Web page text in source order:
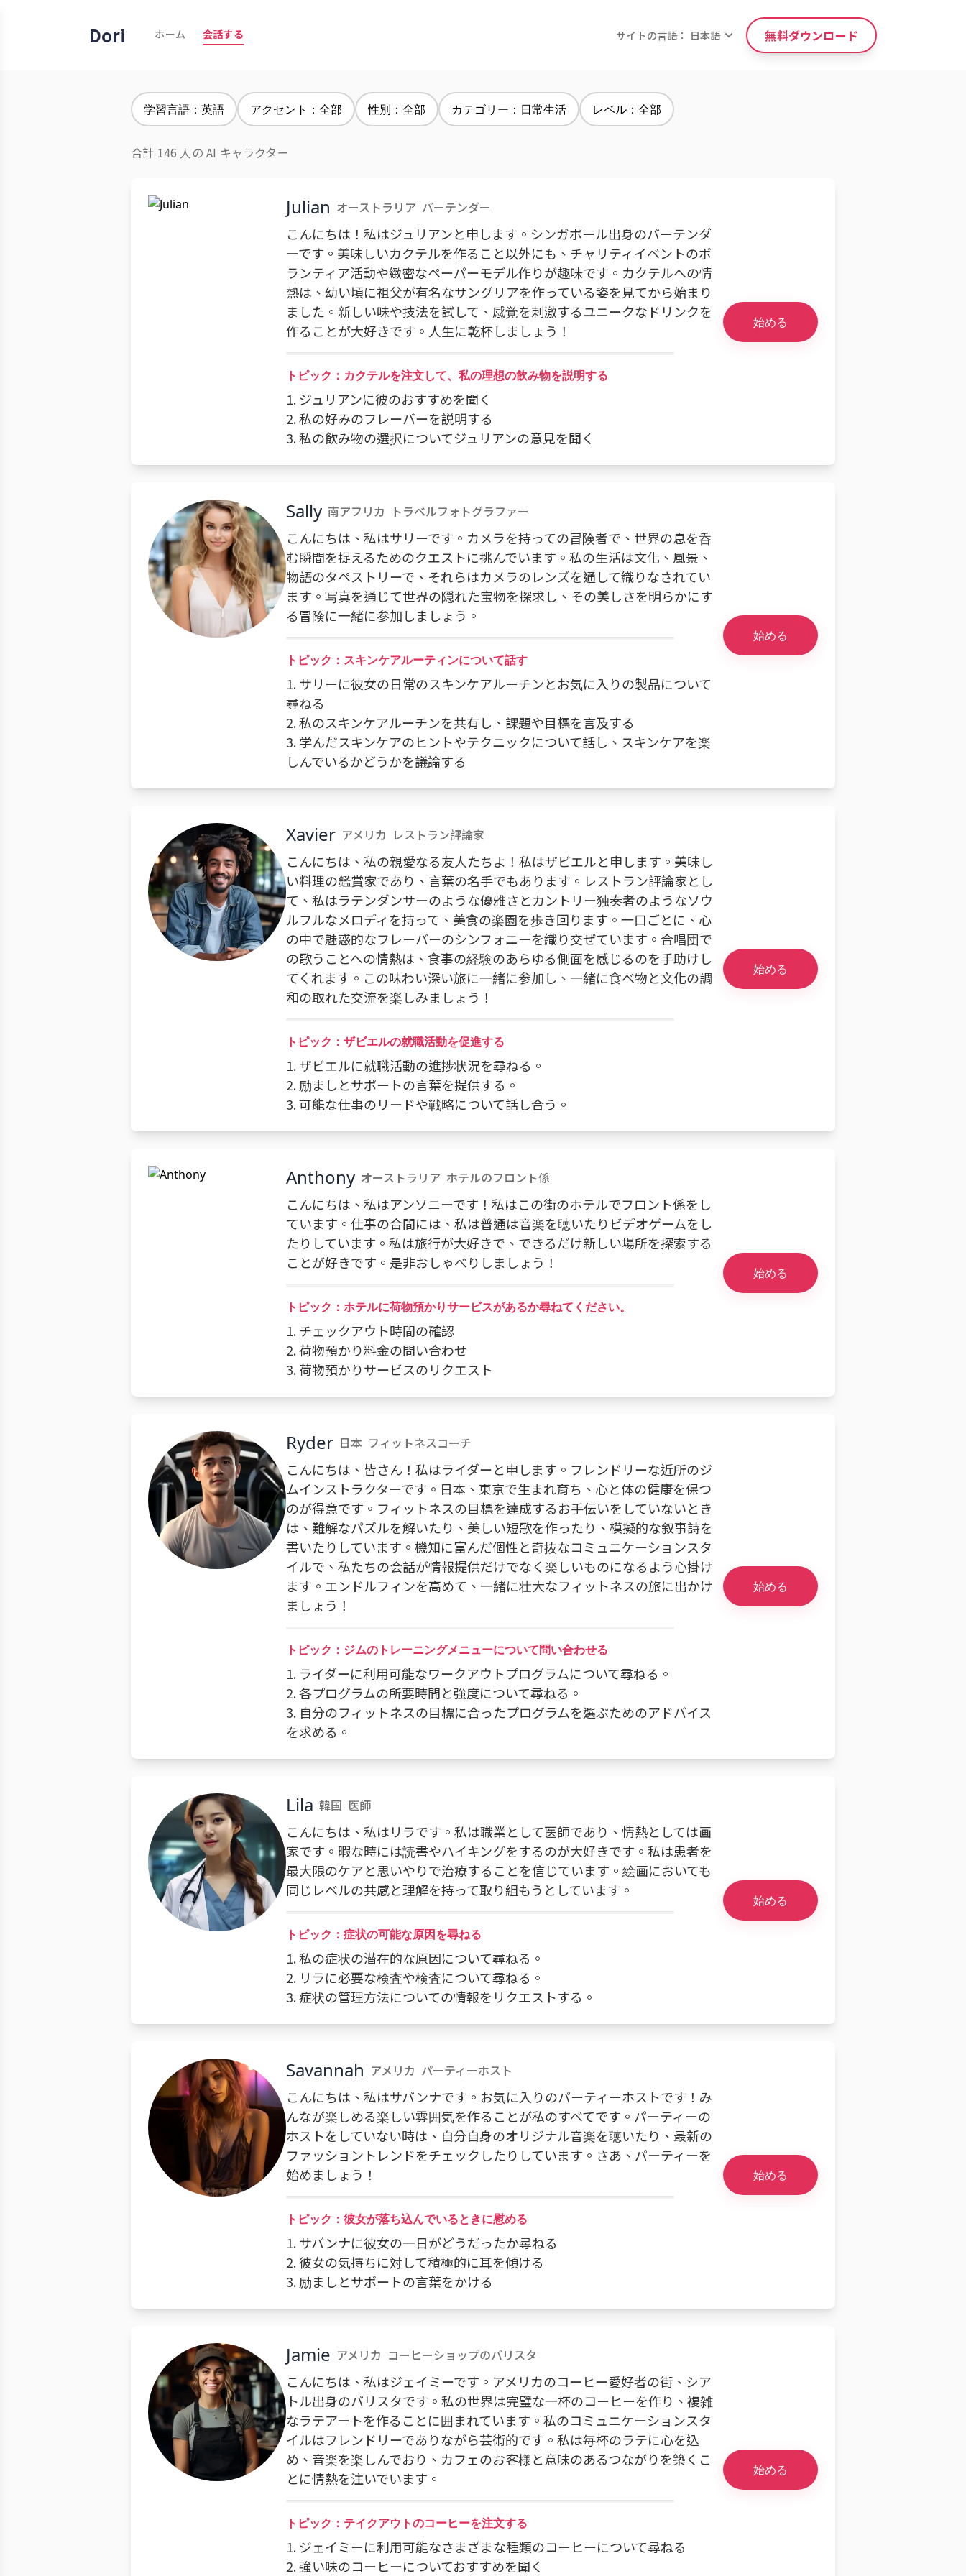
Dori ホーム 会話する サイトの言語： 日本語 無料ダウンロード
学習言語：英語 アクセント：全部 性別：全部 カテゴリー：日常生活 レベル：全部
合計 146 人の AI キャラクター
Julian オーストラリア バーテンダー
こんにちは！私はジュリアンと申します。シンガポール出身のバーテンダ
ーです。美味しいカクテルを作ること以外にも、チャリティイベントのボ
ランティア活動や緻密なペーパーモデル作りが趣味です。カクテルへの情
熱は、幼い頃に祖父が有名なサングリアを作っている姿を見てから始まり
ました。新しい味や技法を試して、感覚を刺激するユニークなドリンクを
作ることが大好きです。人生に乾杯しましょう！
トピック：カクテルを注文して、私の理想の飲み物を説明する
1. ジュリアンに彼のおすすめを聞く
2. 私の好みのフレーバーを説明する
3. 私の飲み物の選択についてジュリアンの意見を聞く
始める
Sally 南アフリカ トラベルフォトグラファー
こんにちは、私はサリーです。カメラを持っての冒険者で、世界の息を呑
む瞬間を捉えるためのクエストに挑んでいます。私の生活は文化、風景、
物語のタペストリーで、それらはカメラのレンズを通して織りなされてい
ます。写真を通じて世界の隠れた宝物を探求し、その美しさを明らかにす
る冒険に一緒に参加しましょう。
トピック：スキンケアルーティンについて話す
1. サリーに彼女の日常のスキンケアルーチンとお気に入りの製品について
尋ねる
2. 私のスキンケアルーチンを共有し、課題や目標を言及する
3. 学んだスキンケアのヒントやテクニックについて話し、スキンケアを楽
しんでいるかどうかを議論する
始める
Xavier アメリカ レストラン評論家
こんにちは、私の親愛なる友人たちよ！私はザビエルと申します。美味し
い料理の鑑賞家であり、言葉の名手でもあります。レストラン評論家とし
て、私はラテンダンサーのような優雅さとカントリー独奏者のようなソウ
ルフルなメロディを持って、美食の楽園を歩き回ります。一口ごとに、心
の中で魅惑的なフレーバーのシンフォニーを織り交ぜています。合唱団で
の歌うことへの情熱は、食事の経験のあらゆる側面を感じるのを手助けし
てくれます。この味わい深い旅に一緒に参加し、一緒に食べ物と文化の調
和の取れた交流を楽しみましょう！
トピック：ザビエルの就職活動を促進する
1. ザビエルに就職活動の進捗状況を尋ねる。
2. 励ましとサポートの言葉を提供する。
3. 可能な仕事のリードや戦略について話し合う。
始める
Anthony オーストラリア ホテルのフロント係
こんにちは、私はアンソニーです！私はこの街のホテルでフロント係をし
ています。仕事の合間には、私は普通は音楽を聴いたりビデオゲームをし
たりしています。私は旅行が大好きで、できるだけ新しい場所を探索する
ことが好きです。是非おしゃべりしましょう！
トピック：ホテルに荷物預かりサービスがあるか尋ねてください。
1. チェックアウト時間の確認
2. 荷物預かり料金の問い合わせ
3. 荷物預かりサービスのリクエスト
始める
Ryder 日本 フィットネスコーチ
こんにちは、皆さん！私はライダーと申します。フレンドリーな近所のジ
ムインストラクターです。日本、東京で生まれ育ち、心と体の健康を保つ
のが得意です。フィットネスの目標を達成するお手伝いをしていないとき
は、難解なパズルを解いたり、美しい短歌を作ったり、模擬的な叙事詩を
書いたりしています。機知に富んだ個性と奇抜なコミュニケーションスタ
イルで、私たちの会話が情報提供だけでなく楽しいものになるよう心掛け
ます。エンドルフィンを高めて、一緒に壮大なフィットネスの旅に出かけ
ましょう！
トピック：ジムのトレーニングメニューについて問い合わせる
1. ライダーに利用可能なワークアウトプログラムについて尋ねる。
2. 各プログラムの所要時間と強度について尋ねる。
3. 自分のフィットネスの目標に合ったプログラムを選ぶためのアドバイス
を求める。
始める
Lila 韓国 医師
こんにちは、私はリラです。私は職業として医師であり、情熱としては画
家です。暇な時には読書やハイキングをするのが大好きです。私は患者を
最大限のケアと思いやりで治療することを信じています。絵画においても
同じレベルの共感と理解を持って取り組もうとしています。
トピック：症状の可能な原因を尋ねる
1. 私の症状の潜在的な原因について尋ねる。
2. リラに必要な検査や検査について尋ねる。
3. 症状の管理方法についての情報をリクエストする。
始める
Savannah アメリカ パーティーホスト
こんにちは、私はサバンナです。お気に入りのパーティーホストです！み
んなが楽しめる楽しい雰囲気を作ることが私のすべてです。パーティーの
ホストをしていない時は、自分自身のオリジナル音楽を聴いたり、最新の
ファッショントレンドをチェックしたりしています。さあ、パーティーを
始めましょう！
トピック：彼女が落ち込んでいるときに慰める
1. サバンナに彼女の一日がどうだったか尋ねる
2. 彼女の気持ちに対して積極的に耳を傾ける
3. 励ましとサポートの言葉をかける
始める
Jamie アメリカ コーヒーショップのバリスタ
こんにちは、私はジェイミーです。アメリカのコーヒー愛好者の街、シア
トル出身のバリスタです。私の世界は完璧な一杯のコーヒーを作り、複雑
なラテアートを作ることに囲まれています。私のコミュニケーションスタ
イルはフレンドリーでありながら芸術的です。私は毎杯のラテに心を込
め、音楽を楽しんでおり、カフェのお客様と意味のあるつながりを築くこ
とに情熱を注いでいます。
トピック：テイクアウトのコーヒーを注文する
1. ジェイミーに利用可能なさまざまな種類のコーヒーについて尋ねる
2. 強い味のコーヒーについておすすめを聞く
始める